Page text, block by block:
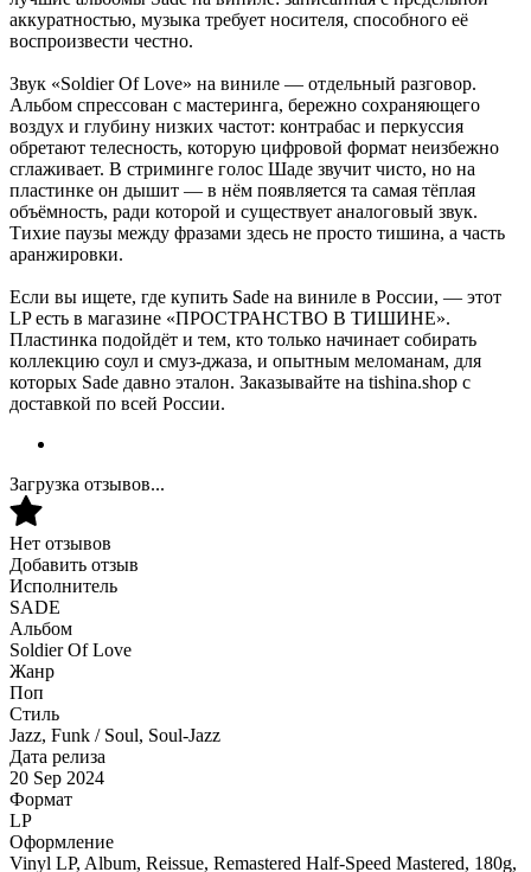
аккуратностью, музыка требует носителя, способного её
воспроизвести честно.
Звук «Soldier Of Love» на виниле — отдельный разговор.
Альбом спрессован с мастеринга, бережно сохраняющего
воздух и глубину низких частот: контрабас и перкуссия
обретают телесность, которую цифровой формат неизбежно
сглаживает. В стриминге голос Шаде звучит чисто, но на
пластинке он дышит — в нём появляется та самая тёплая
объёмность, ради которой и существует аналоговый звук.
Тихие паузы между фразами здесь не просто тишина, а часть
аранжировки.
Если вы ищете, где купить Sade на виниле в России, — этот
LP есть в магазине «ПРОСТРАНСТВО В ТИШИНЕ».
Пластинка подойдёт и тем, кто только начинает собирать
коллекцию соул и смуз-джаза, и опытным меломанам, для
которых Sade давно эталон. Заказывайте на tishina.shop с
доставкой по всей России.
Загрузка отзывов...
Нет отзывов
Добавить отзыв
Исполнитель
SADE
Альбом
Soldier Of Love
Жанр
Поп
Стиль
Jazz, Funk / Soul, Soul-Jazz
Дата релиза
20 Sep 2024
Формат
LP
Оформление
Vinyl LP, Album, Reissue, Remastered Half-Speed Mastered, 180g,